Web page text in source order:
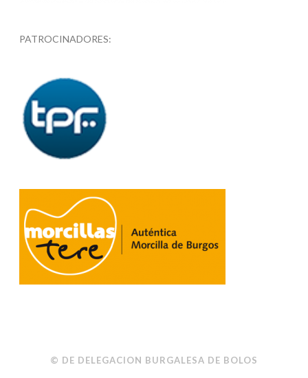
PATROCINADORES:
© DE DELEGACION BURGALESA DE BOLOS